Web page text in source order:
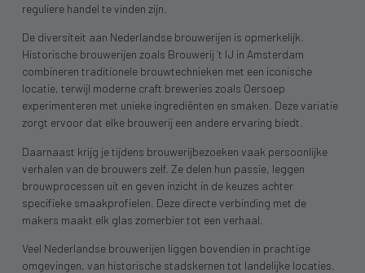
reguliere handel te vinden zijn.
De diversiteit aan Nederlandse brouwerijen is opmerkelijk.
Historische brouwerijen zoals Brouwerij ’t IJ in Amsterdam
combineren traditionele brouwtechnieken met een iconische
locatie, terwijl moderne craft breweries zoals Oersoep
experimenteren met unieke ingrediënten en smaken. Deze variatie
zorgt ervoor dat elke brouwerij een andere ervaring biedt.
Daarnaast krijg je tijdens brouwerijbezoeken vaak persoonlijke
verhalen van de brouwers zelf. Ze delen hun passie, leggen
brouwprocessen uit en geven inzicht in de keuzes achter
specifieke smaakprofielen. Deze directe verbinding met de
makers maakt elk glas zomerbier tot een verhaal.
Veel Nederlandse brouwerijen liggen bovendien in prachtige
omgevingen, van historische stadskernen tot landelijke locaties.